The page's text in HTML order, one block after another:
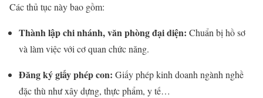
Các thủ tục này bao gồm:
Thành lập chi nhánh, văn phòng đại diện: Chuẩn bị hồ sơ
và làm việc với cơ quan chức năng.
Đăng ký giấy phép con: Giấy phép kinh doanh ngành nghề
đặc thù như xây dựng, thực phẩm, y tế…